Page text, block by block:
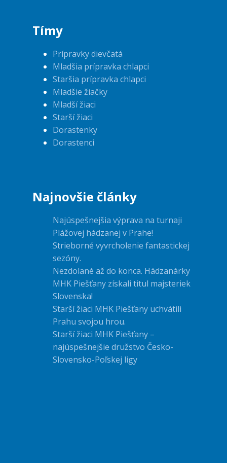
Tímy
Prípravky dievčatá
Mladšia prípravka chlapci
Staršia prípravka chlapci
Mladšie žiačky
Mladší žiaci
Starší žiaci
Dorastenky
Dorastenci
Najnovšie články
Najúspešnejšia výprava na turnaji
Plážovej hádzanej v Prahe!
Strieborné vyvrcholenie fantastickej
sezóny.
Nezdolané až do konca. Hádzanárky
MHK Piešťany získali titul majsteriek
Slovenska!
Starší žiaci MHK Piešťany uchvátili
Prahu svojou hrou.
Starší žiaci MHK Piešťany –
najúspešnejšie družstvo Česko-
Slovensko-Poľskej ligy